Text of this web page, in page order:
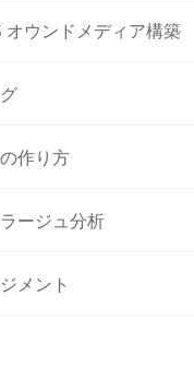
オウンドメディア構築
作り方
ージュ分析
メント